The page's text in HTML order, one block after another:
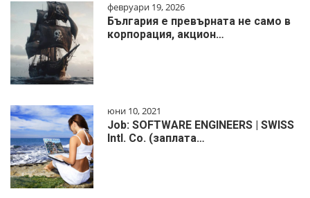
февруари 19, 2026
България е превърната не само в
корпорация, акцион…
юни 10, 2021
Job: SOFTWARE ENGINEERS | SWISS
Intl. Co. (заплата…